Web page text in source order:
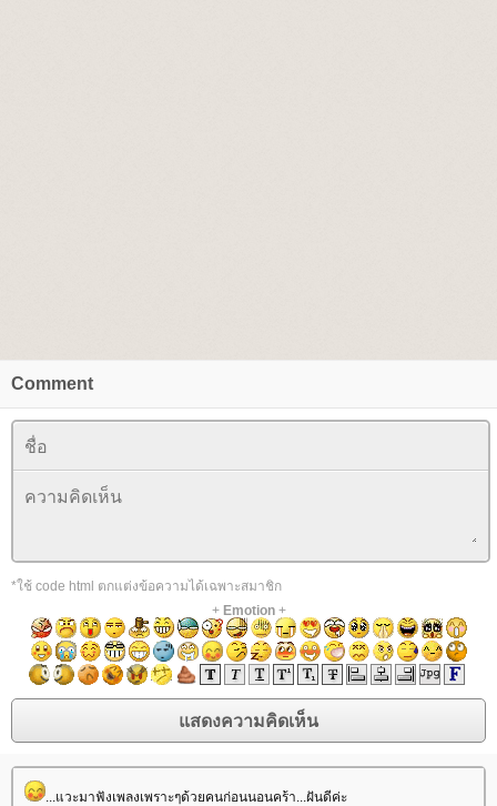
Comment
*ใช้ code html ตกแต่งข้อความได้เฉพาะสมาชิก
+ Emotion+
...แวะมาฟังเพลงเพราะๆด้วยคนก่อนนอนคร้า...ฝันดีค่ะ